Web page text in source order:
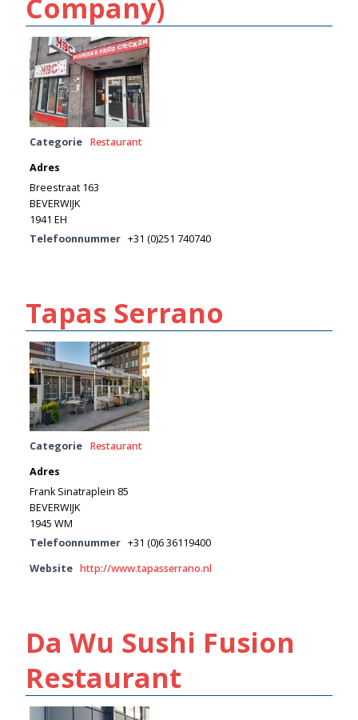
Company)
Categorie Restaurant
Adres
Breestraat 163
BEVERWIJK
1941 EH
Telefoonnummer +31 (0)251 740740
Tapas Serrano
Categorie Restaurant
Adres
Frank Sinatraplein 85
BEVERWIJK
1945 WM
Telefoonnummer +31 (0)6 36119400
Website http://www.tapasserrano.nl
Da Wu Sushi Fusion
Restaurant